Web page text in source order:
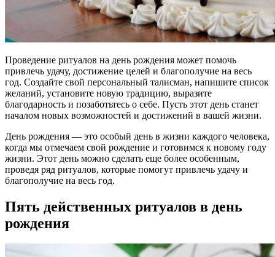
Проведение ритуалов на день рождения может помочь
привлечь удачу, достижение целей и благополучие на весь
год. Создайте свой персональный талисман, напишите список
желаний, установите новую традицию, выразите
благодарность и позаботьтесь о себе. Пусть этот день станет
началом новых возможностей и достижений в вашей жизни.
День рождения — это особый день в жизни каждого человека,
когда мы отмечаем свой рождение и готовимся к новому году
жизни. Этот день можно сделать еще более особенным,
проведя ряд ритуалов, которые помогут привлечь удачу и
благополучие на весь год.
Пять действенных ритуалов в день
рождения